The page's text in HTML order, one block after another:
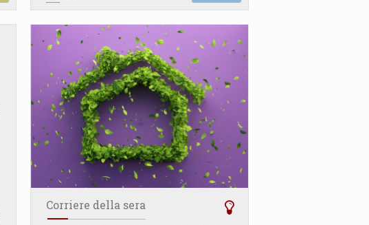
Corriere della sera